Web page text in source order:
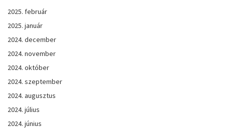
2025. február
2025. január
2024. december
2024. november
2024. október
2024. szeptember
2024. augusztus
2024. július
2024. június